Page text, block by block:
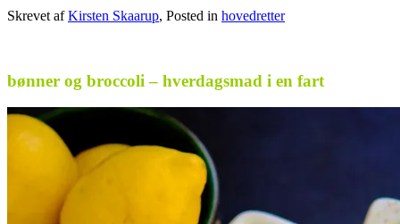
Skrevet afKirsten Skaarup, Posted in hovedretter
bønner og broccoli – hverdagsmad i en fart